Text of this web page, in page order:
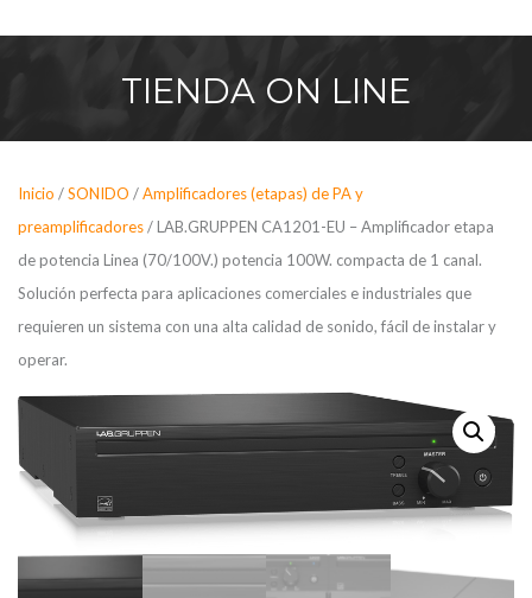
TIENDA ON LINE
Inicio /SONIDO /Amplificadores (etapas) de PA y
preamplificadores/ LAB.GRUPPEN CA1201-EU – Amplificador etapa
de potencia Linea (70/100V.) potencia 100W. compacta de 1 canal.
Solución perfecta para aplicaciones comerciales e industriales que
requieren un sistema con una alta calidad de sonido, fácil de instalar y
operar.